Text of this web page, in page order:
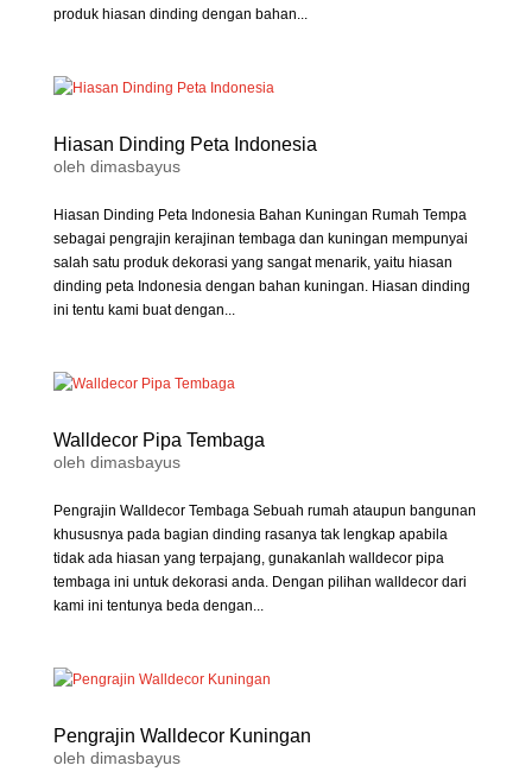
produk hiasan dinding dengan bahan...
Hiasan Dinding Peta Indonesia
oleh dimasbayus
Hiasan Dinding Peta Indonesia Bahan Kuningan Rumah Tempa
sebagai pengrajin kerajinan tembaga dan kuningan mempunyai
salah satu produk dekorasi yang sangat menarik, yaitu hiasan
dinding peta Indonesia dengan bahan kuningan. Hiasan dinding
ini tentu kami buat dengan...
Walldecor Pipa Tembaga
oleh dimasbayus
Pengrajin Walldecor Tembaga Sebuah rumah ataupun bangunan
khususnya pada bagian dinding rasanya tak lengkap apabila
tidak ada hiasan yang terpajang, gunakanlah walldecor pipa
tembaga ini untuk dekorasi anda. Dengan pilihan walldecor dari
kami ini tentunya beda dengan...
Pengrajin Walldecor Kuningan
oleh dimasbayus